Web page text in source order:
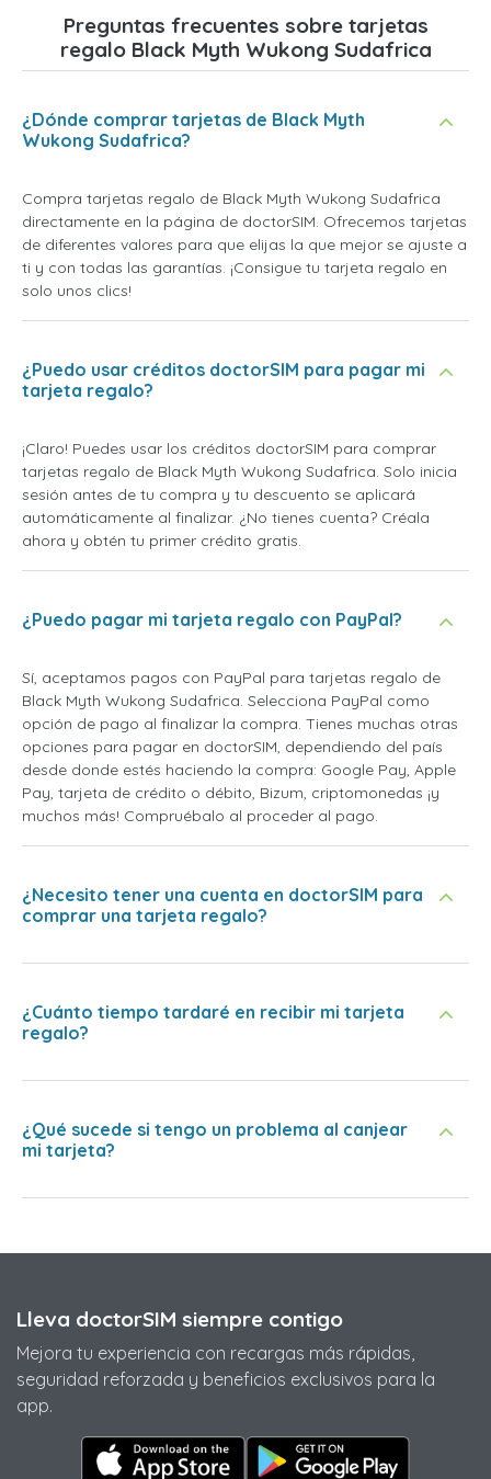
Preguntas frecuentes sobre tarjetas
regalo Black Myth Wukong Sudafrica
¿Dónde comprar tarjetas de Black Myth
Wukong Sudafrica?
Compra tarjetas regalo de Black Myth Wukong Sudafrica
directamente en la página de doctorSIM. Ofrecemos tarjetas
de diferentes valores para que elijas la que mejor se ajuste a
ti y con todas las garantías. ¡Consigue tu tarjeta regalo en
solo unos clics!
¿Puedo usar créditos doctorSIM para pagar mi
tarjeta regalo?
¡Claro! Puedes usar los créditos doctorSIM para comprar
tarjetas regalo de Black Myth Wukong Sudafrica. Solo inicia
sesión antes de tu compra y tu descuento se aplicará
automáticamente al finalizar. ¿No tienes cuenta? Créala
ahora y obtén tu primer crédito gratis.
¿Puedo pagar mi tarjeta regalo con PayPal?
Sí, aceptamos pagos con PayPal para tarjetas regalo de
Black Myth Wukong Sudafrica. Selecciona PayPal como
opción de pago al finalizar la compra. Tienes muchas otras
opciones para pagar en doctorSIM, dependiendo del país
desde donde estés haciendo la compra: Google Pay, Apple
Pay, tarjeta de crédito o débito, Bizum, criptomonedas ¡y
muchos más! Compruébalo al proceder al pago.
¿Necesito tener una cuenta en doctorSIM para
comprar una tarjeta regalo?
¿Cuánto tiempo tardaré en recibir mi tarjeta
regalo?
¿Qué sucede si tengo un problema al canjear
mi tarjeta?
Lleva doctorSIM siempre contigo
Mejora tu experiencia con recargas más rápidas,
seguridad reforzada y beneficios exclusivos para la
app.